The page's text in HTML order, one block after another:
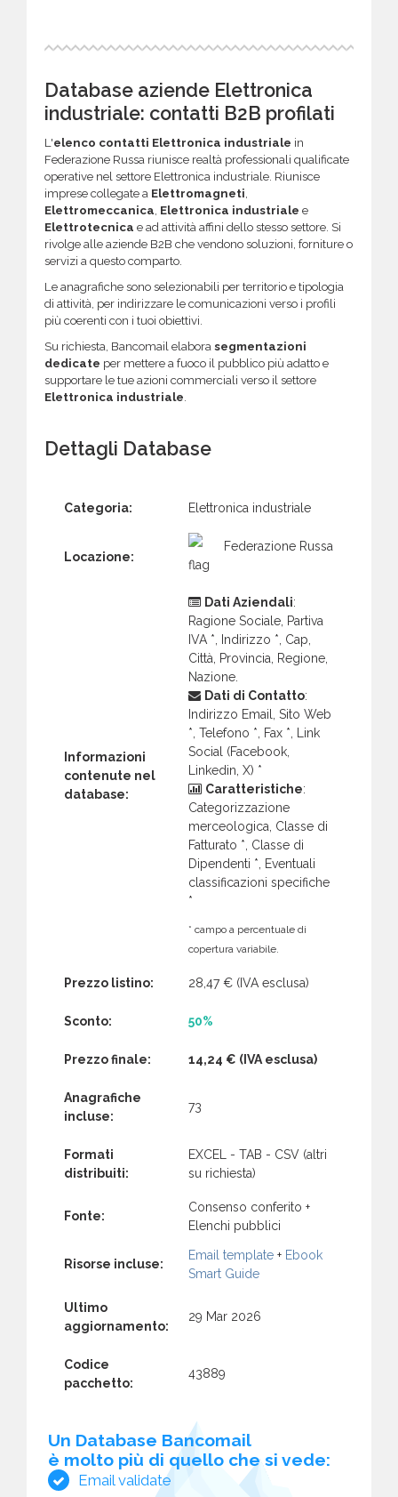
Database aziende Elettronica
industriale: contatti B2B profilati
L'elenco contatti Elettronica industriale in
Federazione Russa riunisce realtà professionali qualificate
operative nel settore Elettronica industriale. Riunisce
imprese collegate a Elettromagneti,
Elettromeccanica, Elettronica industriale e
Elettrotecnica e ad attività affini dello stesso settore. Si
rivolge alle aziende B2B che vendono soluzioni, forniture o
servizi a questo comparto.
Le anagrafiche sono selezionabili per territorio e tipologia
di attività, per indirizzare le comunicazioni verso i profili
più coerenti con i tuoi obiettivi.
Su richiesta, Bancomail elabora segmentazioni
dedicate per mettere a fuoco il pubblico più adatto e
supportare le tue azioni commerciali verso il settore
Elettronica industriale.
Dettagli Database
Categoria: Elettronica industriale
Locazione:
Federazione Russa
Informazioni
contenute nel
database:
Dati Aziendali:
Ragione Sociale, Partiva
IVA *, Indirizzo *, Cap,
Città, Provincia, Regione,
Nazione.
Dati di Contatto:
Indirizzo Email, Sito Web
*, Telefono *, Fax *, Link
Social (Facebook,
Linkedin, X) *
Caratteristiche:
Categorizzazione
merceologica, Classe di
Fatturato *, Classe di
Dipendenti *, Eventuali
classificazioni specifiche
*
* campo a percentuale di
copertura variabile.
Prezzo listino: 28,47 € (IVA esclusa)
Sconto: 50%
Prezzo finale: 14,24 € (IVA esclusa)
Anagrafiche
incluse:
73
Formati
distribuiti:
EXCEL - TAB - CSV (altri
su richiesta)
Fonte:
Consenso conferito +
Elenchi pubblici
Risorse incluse:
Email template + Ebook
Smart Guide
Ultimo
aggiornamento:
29 Mar 2026
Codice
pacchetto:
43889
Un Database Bancomail
è molto più di quello che si vede:
Email validate